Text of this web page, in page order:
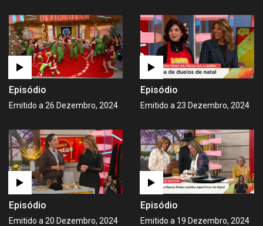
Episódio
Emitido a 26 Dezembro, 2024
Episódio
Emitido a 23 Dezembro, 2024
Episódio
Emitido a 20 Dezembro, 2024
Episódio
Emitido a 19 Dezembro, 2024